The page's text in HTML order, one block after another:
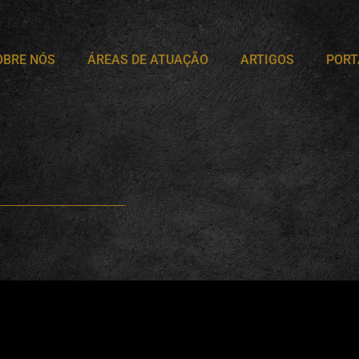
NÓS ÁREAS DE ATUAÇÃO ARTIGOS